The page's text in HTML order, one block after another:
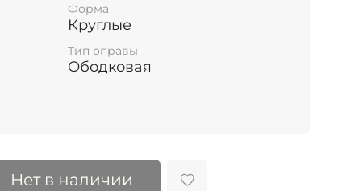
Форма
Круглые
Тип оправы
Ободковая
Нет в наличии